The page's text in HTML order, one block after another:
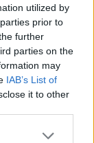
utilized by
prior to
further
parties on the
may
IAB’s List of
it to other
more Google
9ο/2018
13/1/2015
και
προσφυγή